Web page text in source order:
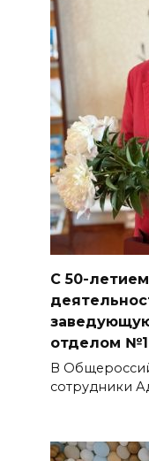
С 50-
отделом
В
сотрудники